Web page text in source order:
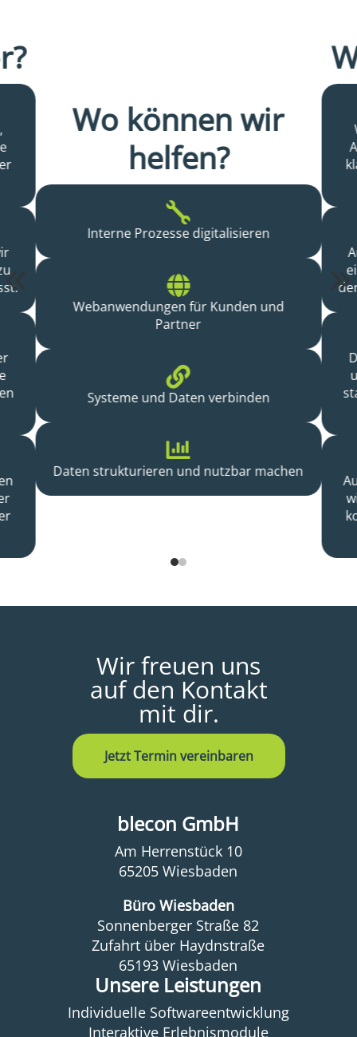
Wo können wir
helfen?

Interne Prozesse digitalisieren

Webanwendungen für Kunden und
Partner

Systeme und Daten verbinden

Daten strukturieren und nutzbar machen
Wir freuen uns
auf den Kontakt
mit dir.
Jetzt Termin vereinbaren
blecon GmbH
Am Herrenstück 10
65205 Wiesbaden
Büro Wiesbaden
Sonnenberger Straße 82
Zufahrt über Haydnstraße
65193 Wiesbaden
Unsere Leistungen
Individuelle Softwareentwicklung
Interaktive Erlebnismodule